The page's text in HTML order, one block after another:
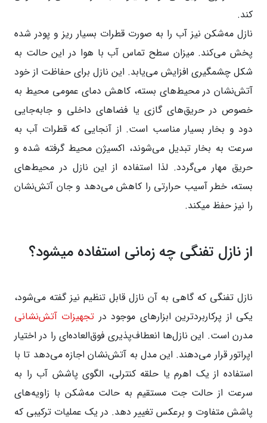
کند.
نازل مه‌شکن نیز آب را به صورت قطرات بسیار ریز و پودر شده
پخش می‌کند. میزان سطح تماس آب با هوا در این حالت به
شکل چشمگیری افزایش می‌یابد. این نازل برای حفاظت از خود
آتش‌نشان در محیط‌های بسته، کاهش دمای عمومی محیط به
خصوص در حریق‌های گازی یا فضاهای داخلی و جابه‌جایی
دود و بخار بسیار مناسب است. از آنجایی که قطرات آب به
سرعت به بخار تبدیل می‌شوند، اکسیژن محیط گرفته شده و
حریق مهار می‌گردد. لذا استفاده از این نازل در محیط‌های
بسته، خطر آسیب حرارتی را کاهش می‌دهد و جان آتش‌نشان
را نیز حفظ میکند.
از نازل تفنگی چه زمانی استفاده میشود؟
نازل تفنگی که گاهی به آن نازل قابل تنظیم نیز گفته می‌شود،
یکی از پرکاربردترین ابزارهای موجود در تجهیزات آتش‌نشانی
مدرن است. این نازل‌ها انعطاف‌پذیری فوق‌العاده‌ای را در اختیار
اپراتور قرار می‌دهند. این مدل به آتش‌نشان اجازه می‌دهد تا با
استفاده از یک اهرم یا حلقه کنترلی، الگوی پاشش آب را به
سرعت از حالت جت مستقیم به حالت مه‌شکن با زاویه‌های
پاشش متفاوت و برعکس تغییر دهد. در یک عملیات ترکیبی که